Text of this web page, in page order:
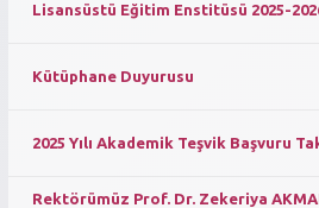
Lisansüstü Eğitim Enstitüsü 2025-
Kütüphane Duyurusu
2025 Yılı Akademik Teşvik Başvuru
Rektörümüz Prof. Dr. Zekeriya